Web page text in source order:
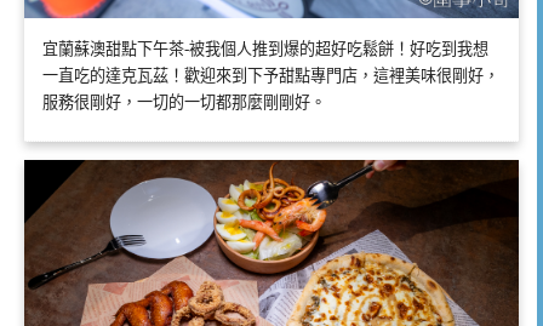
宜蘭蘇澳甜點下午茶-被我個人推到爆的超好吃鬆餅！好吃到我想
一直吃的達克瓦茲！歡迎來到下予甜點專門店，這裡美味很剛好，
服務很剛好，一切的一切都那麼剛剛好。